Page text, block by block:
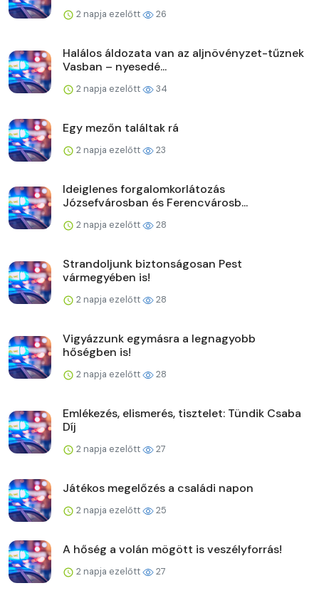
2 napja ezelőtt 26
Halálos áldozata van az aljnövényzet-tűznek
Vasban – nyesedé...
2 napja ezelőtt 34
Egy mezőn találtak rá
2 napja ezelőtt 23
Ideiglenes forgalomkorlátozás
Józsefvárosban és Ferencvárosb...
2 napja ezelőtt 28
Strandoljunk biztonságosan Pest
vármegyében is!
2 napja ezelőtt 28
Vigyázzunk egymásra a legnagyobb
hőségben is!
2 napja ezelőtt 28
Emlékezés, elismerés, tisztelet: Tündik Csaba
Díj
2 napja ezelőtt 27
Játékos megelőzés a családi napon
2 napja ezelőtt 25
A hőség a volán mögött is veszélyforrás!
2 napja ezelőtt 27